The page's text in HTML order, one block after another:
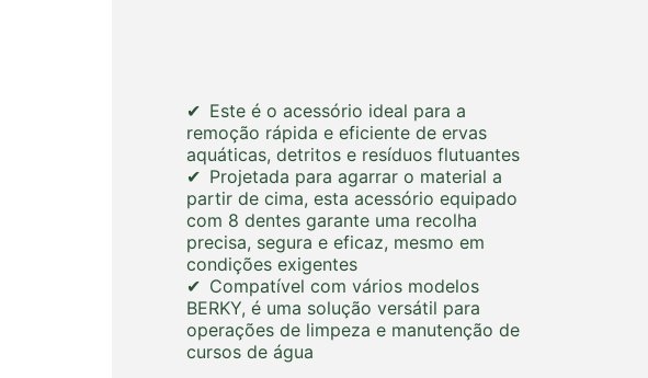
Este é o acessório ideal para a
remoção rápida e eficiente de ervas
aquáticas, detritos e resíduos flutuantes
Projetada para agarrar o material a
partir de cima, esta acessório equipado
com 8 dentes garante uma recolha
precisa, segura e eficaz, mesmo em
condições exigentes
Compatível com vários modelos
BERKY, é uma solução versátil para
operações de limpeza e manutenção de
cursos de água